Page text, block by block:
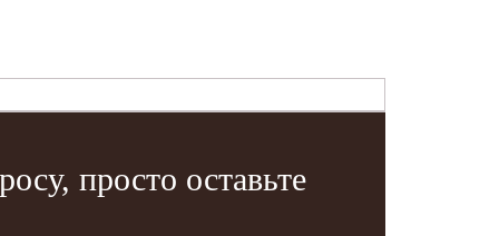
просто оставьте